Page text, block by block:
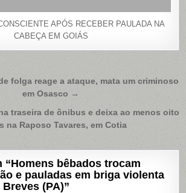
APÓS RECEBER PAULADA NA
CABEÇA EM GOIÁS
folga reage a ataque, mata um criminoso
em Osasco →
traseira de ônibus e deixa ao menos oito
na Raposo Tavares, em Cotia
“Homens bêbados trocam
e pauladas em briga violenta
(PA)”